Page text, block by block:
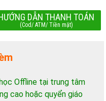
DẪN THANH TOÁN
(Cod/ ATM/ Tiền mặt)
Offline tại trung tâm
cao hoặc quyển giáo